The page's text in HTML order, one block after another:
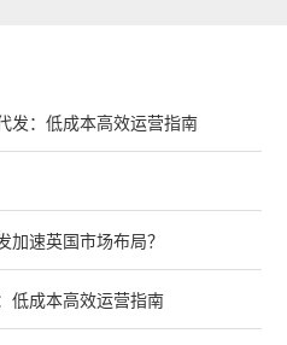
发：低成本高效运营指南
加速英国市场布局？
低成本高效运营指南